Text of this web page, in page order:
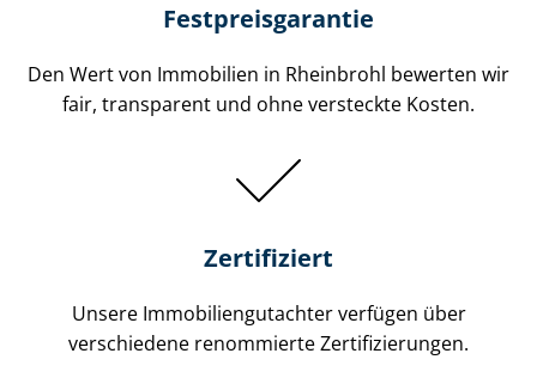
Festpreis​garantie
Den Wert von Immobilien in Rheinbrohl bewerten wir
fair, transparent und ohne versteckte Kosten.
Zertifiziert
Unsere Immobilien­gutachter verfügen über
verschiedene renommierte Zer­ti­fi­zie­run­gen.